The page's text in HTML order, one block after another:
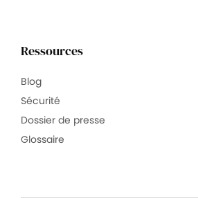
Ressources
Blog
Sécurité
Dossier de presse
Glossaire